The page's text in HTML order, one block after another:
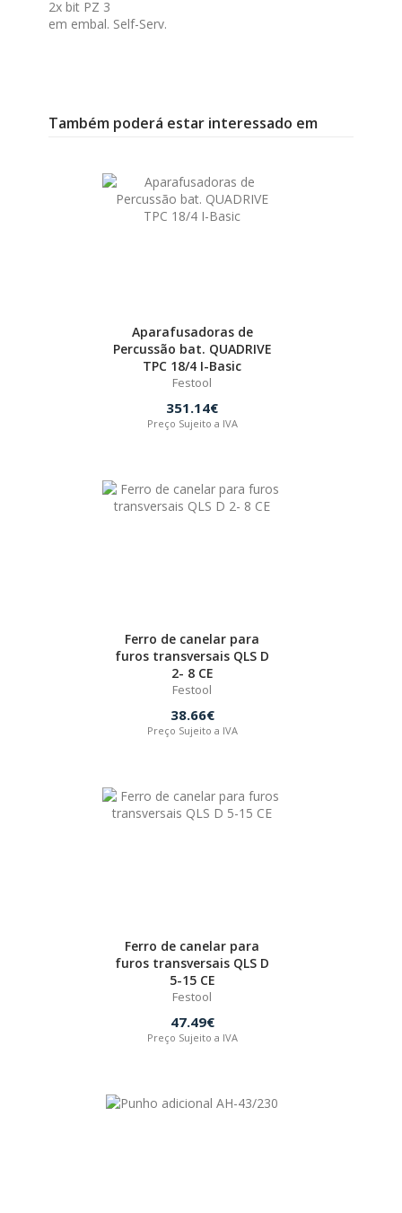
2x bit PZ 3
em embal. Self-Serv.
Também poderá estar interessado em
Aparafusadoras de
Percussão bat. QUADRIVE
TPC 18/4 I-Basic
Festool
351.14€
Preço Sujeito a IVA
Ferro de canelar para
furos transversais QLS D
2- 8 CE
Festool
38.66€
Preço Sujeito a IVA
Ferro de canelar para
furos transversais QLS D
5-15 CE
Festool
47.49€
Preço Sujeito a IVA